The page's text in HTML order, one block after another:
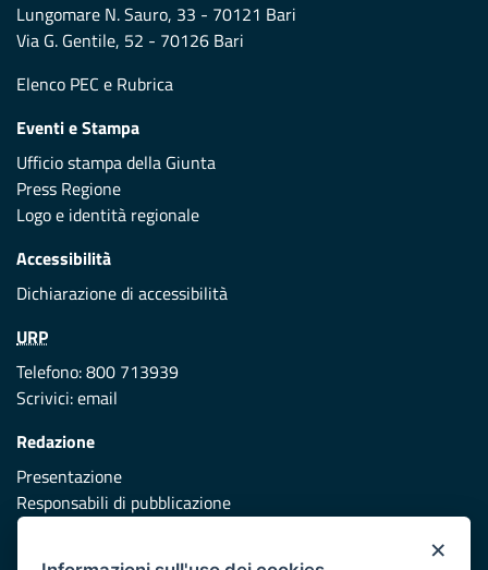
Lungomare N. Sauro, 33 - 70121 Bari
Via G. Gentile, 52 - 70126 Bari
Elenco PEC e Rubrica
Eventi e Stampa
Ufficio stampa della Giunta
Press Regione
Logo e identità regionale
Accessibilità
Dichiarazione di accessibilità
URP
Telefono: 800 713939
Scrivici:email
Redazione
Presentazione
Responsabili di pubblicazione
×